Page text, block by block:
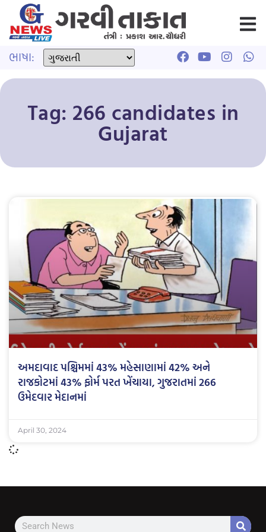
ભાષા:
Tag: 266 candidates in
Gujarat
અમદાવાદ પશ્ચિમમાં 43% મહેસાણામાં 42% અને
રાજકોટમાં 43% ફોર્મ પરત ખેંચાયા, ગુજરાતમાં 266
ઉમેદવાર મેદાનમાં
April 30, 2024